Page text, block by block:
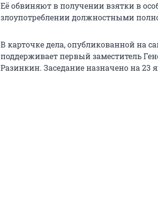
Её обвиняют в получении взятки в
злоупотреблении должностными
В карточке дела, опубликованной на
поддерживает первый заместитель
Разинкин. Заседание назначено на 23